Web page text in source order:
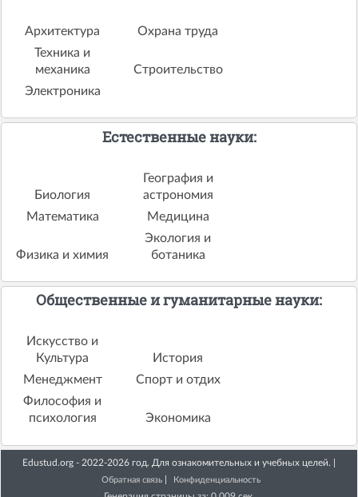
Архитектура
Охрана труда
Техника и
механика
Строительство
Электроника
Естественные науки:
Биология
География и
астрономия
Математика
Медицина
Физика и химия
Экология и
ботаника
Общественные и гуманитарные науки:
Искусство и
Культура
История
Менеджмент
Спорт и отдих
Философия и
психология
Экономика
Edustud.org - 2022-2026 год. Для ознакомительных и учебных целей. |
Обратная связь Конфиденциальность